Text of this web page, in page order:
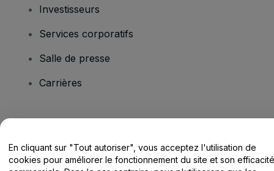
Investisseurs
Services corporatifs
Salle de presse
Carrières
Centre d'assistance / Nous contacter
En cliquant sur "Tout autoriser", vous acceptez l'utilisation de
cookies pour améliorer le fonctionnement du site et son efficacité